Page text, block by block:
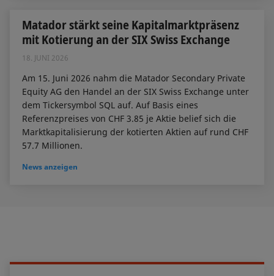
Matador stärkt seine Kapitalmarktpräsenz
mit Kotierung an der SIX Swiss Exchange​
18. JUNI 2026
Am 15. Juni 2026 nahm die Matador Secondary Private
Equity AG den Handel an der SIX Swiss Exchange unter
dem Tickersymbol SQL auf. Auf Basis eines
Referenzpreises von CHF 3.85 je Aktie belief sich die
Marktkapitalisierung der kotierten Aktien auf rund CHF
57.7 Millionen.​
News anzeigen